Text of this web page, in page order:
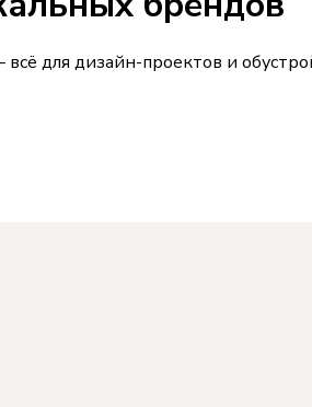
для дизайн-проектов и